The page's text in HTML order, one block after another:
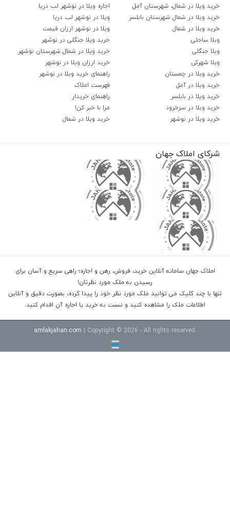
خرید ویلا در شمال، شهرستان آمل
خرید ویلا در شمال شهرستان بابلسر
خرید ویلا در شمال
ویلا ساحلی
ویلا جنگلی
ویلا شهرکی
خرید ویلا در چمستان
خرید ویلا در آمل
خرید ویلا در بابلسر
خرید ویلا در سرخرود
خرید ویلا در نوشهر
اجاره ویلا در نوشهر لب دریا
ویلا در نوشهر لب دریا
ویلا در نوشهر ارزان قیمت
خرید ویلا جنگلی در نوشهر
خرید ویلا در شمال شهرستان نوشهر
خرید ارزان ویلا در نوشهر
راهنمای خرید ویلا در نوشهر
فهرست املاک
راهنمای خریدار
مرا با خبر کن!
خرید ویلا در شمال
شرکای املاک جهان
املاک جهان سامانه آنلاین خرید، فروش، رهن و اجاره؛ راهی سریع و آسان برای
رسیدن به ملک مورد نظرتان!
تنها با چند کلیک می توانید ملک مورد نظر خود را پیدا کرده، بصورت دقیق و آنلاین
اطلاعات ملک را مشاهده کنید و نسبت به خرید یا اجاره آن اقدام کنید.
amlakjahan.com | Copyright © 2026 - All rights reserved.